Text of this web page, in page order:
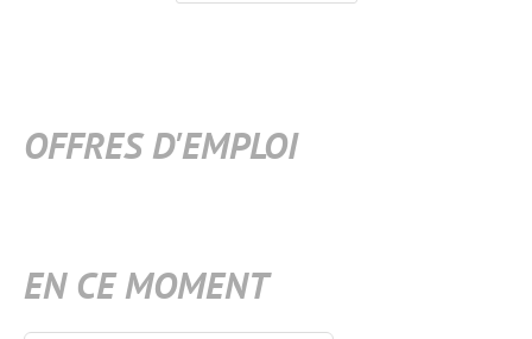
OFFRES D'EMPLOI
EN CE MOMENT